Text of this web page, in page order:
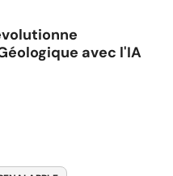
avec l'IA